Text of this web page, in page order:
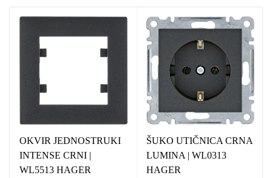
OKVIR JEDNOSTRUKI
INTENSE CRNI |
WL5513 HAGER
ŠUKO UTIČNICA CRNA
LUMINA | WL0313
HAGER